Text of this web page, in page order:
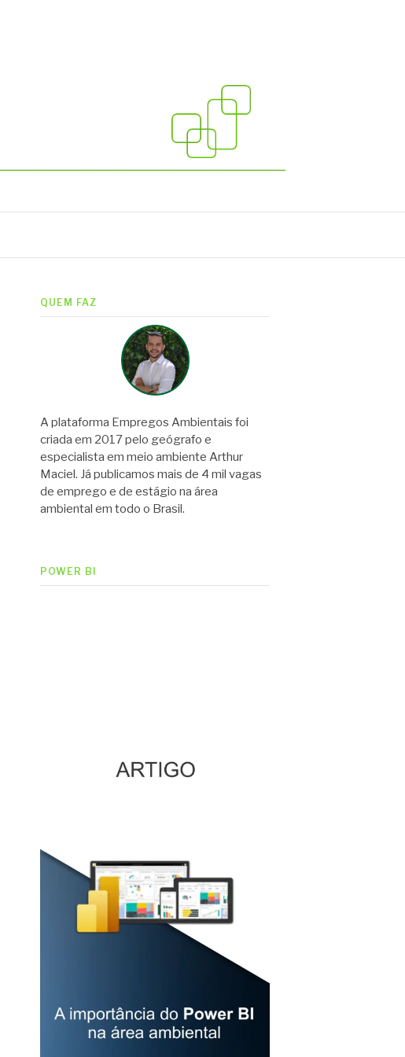
QUEM FAZ
A plataforma Empregos Ambientais foi
criada em 2017 pelo geógrafo e
especialista em meio ambiente Arthur
Maciel. Já publicamos mais de 4 mil vagas
de emprego e de estágio na área
ambiental em todo o Brasil.
POWER BI